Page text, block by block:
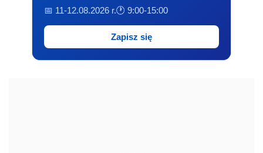
📅 11-12.08.2026 r.🕐 9:00-15:00
Zapisz się